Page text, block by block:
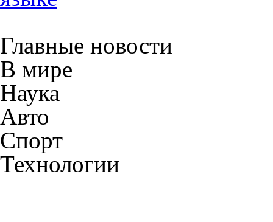
Главные новости
В мире
Наука
Авто
Спорт
Технологии